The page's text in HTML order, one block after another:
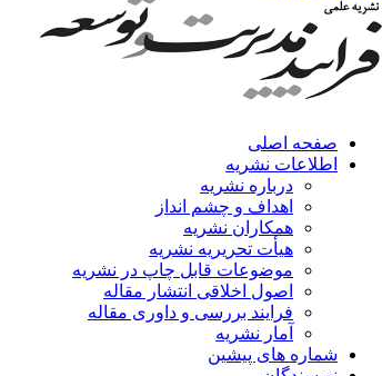
صفحه اصلی
اطلاعات نشریه
درباره نشریه
اهداف و چشم انداز
همکاران نشریه
هیأت تحریریه نشریه
موضوعات قابل چاپ در نشریه
اصول اخلاقی انتشار مقاله
فرایند بررسی و داوری مقاله
آمار نشریه
شماره های پیشین